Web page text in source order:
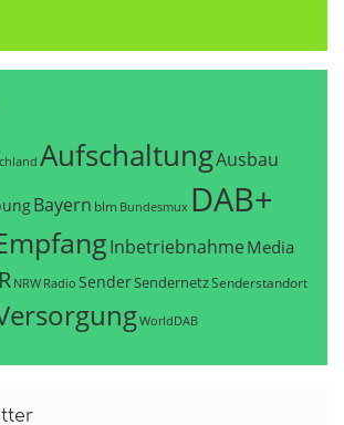
AufschaltungAusbau
Bayern blm Bundesmux DAB+
Inbetriebnahme Media
NRW Radio SenderSendernetzSenderstandort
WorldDAB